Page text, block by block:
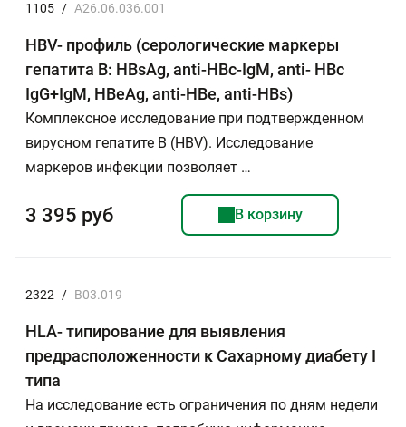
1105 / A26.06.036.001
HBV- профиль (серологические маркеры
гепатита В: HBsAg, anti-HBc-IgM, anti- HBc
IgG+IgМ, HBeAg, anti-HBe, anti-HBs)
Комплексное исследование при подтвержденном
вирусном гепатите В (HBV). Исследование
маркеров инфекции позволяет …
3 395 руб В корзину
2322 / B03.019
HLA- типирование для выявления
предрасположенности к Сахарному диабету I
типа
На исследование есть ограничения по дням недели